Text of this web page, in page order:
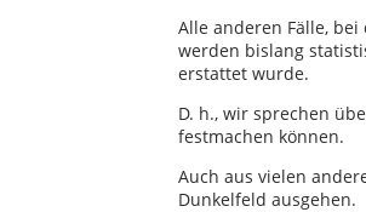
Alle anderen Fälle,
werden bislang
erstattet wurde.
D. h., wir sprechen
festmachen können.
Auch aus vielen
Dunkelfeld ausgehen.